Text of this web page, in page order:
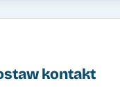
kontakt